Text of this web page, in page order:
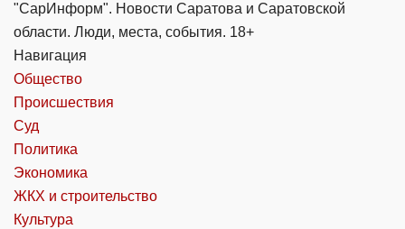
"СарИнформ". Новости Саратова и Саратовской
области. Люди, места, события. 18+
Навигация
Общество
Происшествия
Суд
Политика
Экономика
ЖКХ и строительство
Культура